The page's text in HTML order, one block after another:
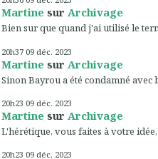
Martine sur Archivage
Bien sur que quand j'ai utilisé le
20h37 09 déc. 2023
Martine sur Archivage
Sinon Bayrou a été condamné avec
20h23 09 déc. 2023
Martine sur Archivage
L'hérétique, vous faites à votre
20h23 09 déc. 2023